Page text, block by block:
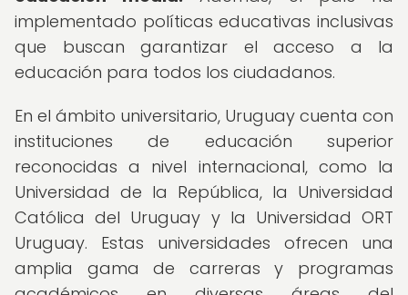
implementado políticas educativas inclusivas
que buscan garantizar el acceso a la
educación para todos los ciudadanos.
En el ámbito universitario, Uruguay cuenta con
instituciones de educación superior
reconocidas a nivel internacional, como la
Universidad de la República, la Universidad
Católica del Uruguay y la Universidad ORT
Uruguay. Estas universidades ofrecen una
amplia gama de carreras y programas